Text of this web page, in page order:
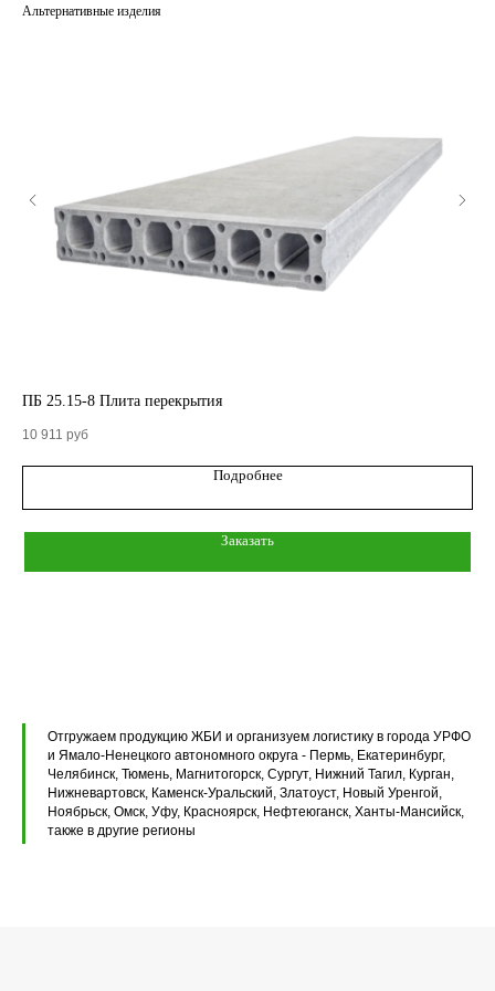
Альтернативные изделия
ПБ 25.15-8 Плита перекрытия
10 911 руб
Подробнее
Заказать
Отгружаем продукцию ЖБИ и организуем логистику в города УРФО
и Ямало-Ненецкого автономного округа - Пермь, Екатеринбург,
Челябинск, Тюмень, Магнитогорск, Сургут, Нижний Тагил, Курган,
Нижневартовск, Каменск-Уральский, Златоуст, Новый Уренгой,
Ноябрьск, Омск, Уфу, Красноярск, Нефтеюганск, Ханты-Мансийск,
также в другие регионы
Плиты перекрытия ПБ
Плиты перекрытия ПТ